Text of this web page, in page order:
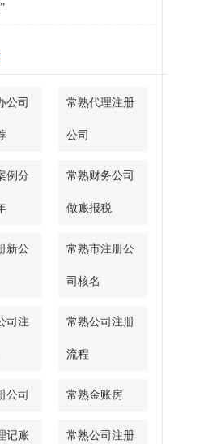
公司 常熟代理注册
公司
例分 常熟财务公司
做账报税
新公 常熟市注册公
司核名
司注 常熟公司注册
流程
公司 常熟金账房
记账 常熟公司注册